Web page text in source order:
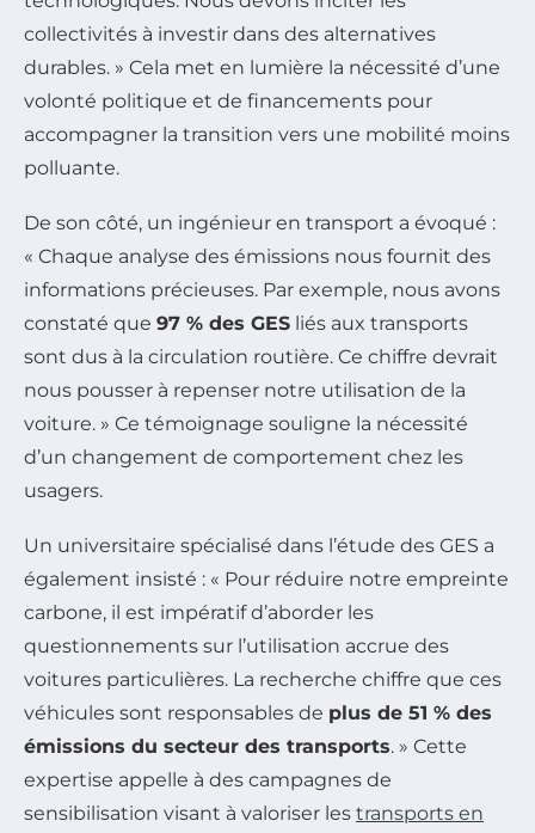
collectivités à investir dans des alternatives
durables. » Cela met en lumière la nécessité d’une
volonté politique et de financements pour
accompagner la transition vers une mobilité moins
polluante.
De son côté, un ingénieur en transport a évoqué :
« Chaque analyse des émissions nous fournit des
informations précieuses. Par exemple, nous avons
constaté que 97 % des GES liés aux transports
sont dus à la circulation routière. Ce chiffre devrait
nous pousser à repenser notre utilisation de la
voiture. » Ce témoignage souligne la nécessité
d’un changement de comportement chez les
usagers.
Un universitaire spécialisé dans l’étude des GES a
également insisté : « Pour réduire notre empreinte
carbone, il est impératif d’aborder les
questionnements sur l’utilisation accrue des
voitures particulières. La recherche chiffre que ces
véhicules sont responsables de plus de 51 % des
émissions du secteur des transports. » Cette
expertise appelle à des campagnes de
sensibilisation visant à valoriser les transports en